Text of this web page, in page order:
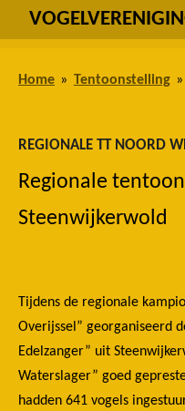
Home » Tentoonstelling »
REGIONALE TT NOORD
Regionale
Steenwijkerwold
Tijdens de regionale
Overijssel” georganiseerd
Edelzanger” uit
Waterslager” goed
hadden 641 vogels